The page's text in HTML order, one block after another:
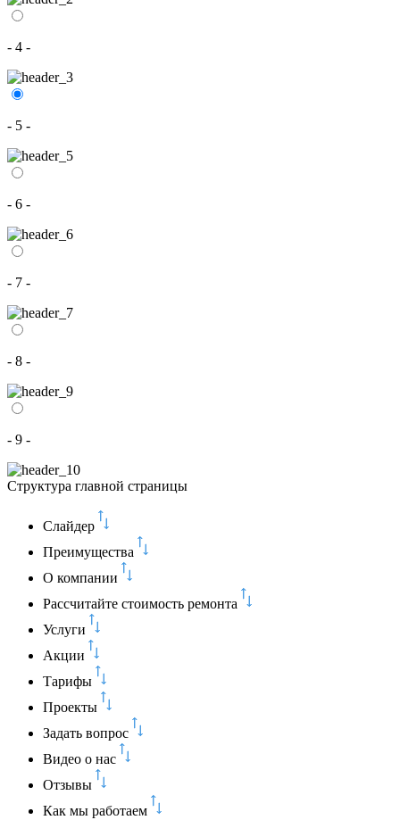
- 4 -
- 5 -
- 6 -
- 7 -
- 8 -
- 9 -
Структура главной страницы
Слайдер
Преимущества
О компании
Рассчитайте стоимость ремонта
Услуги
Акции
Тарифы
Проекты
Задать вопрос
Видео о нас
Отзывы
Как мы работаем